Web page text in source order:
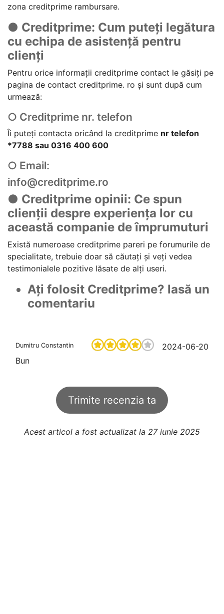
zona creditprime rambursare.
● Creditprime: Cum puteți legătura
cu echipa de asistență pentru
clienți
Pentru orice informații creditprime contact le găsiți pe
pagina de contact creditprime. ro și sunt după cum
urmează:
○ Creditprime nr. telefon
Îi puteți contacta oricând la creditprime nr telefon
*7788 sau 0316 400 600
○ Email:
info@creditprime.ro
● Creditprime opinii: Ce spun
clienții despre experiența lor cu
această companie de împrumuturi
Există numeroase creditprime pareri pe forumurile de
specialitate, trebuie doar să căutați și veți vedea
testimonialele pozitive lăsate de alți useri.
Ați folosit Creditprime? lasă un
comentariu
Dumitru Constantin
2024-06-20
Bun
Trimite recenzia ta
Acest articol a fost actualizat la 27 iunie 2025